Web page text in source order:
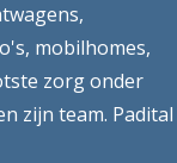
mobilhomes,
zorg onder
zijn team. Padital